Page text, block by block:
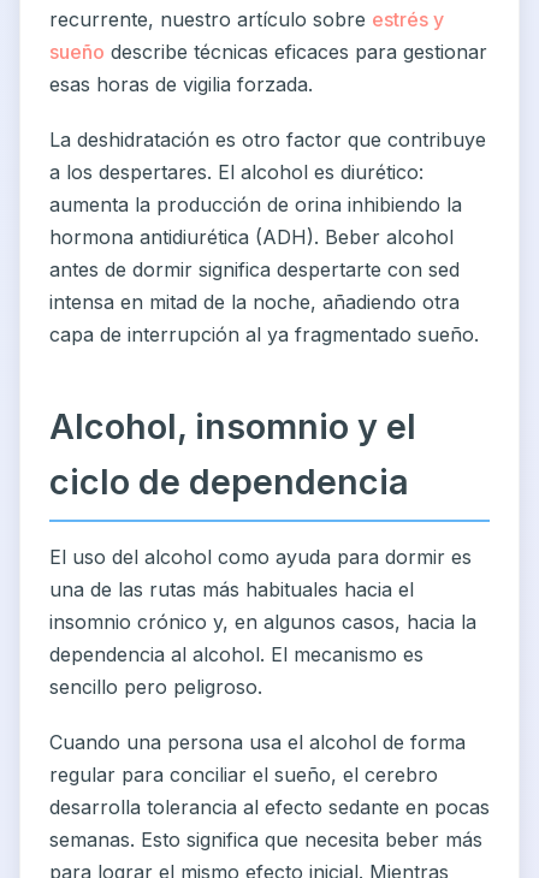
recurrente, nuestro artículo sobre estrés y
sueño describe técnicas eficaces para gestionar
esas horas de vigilia forzada.
La deshidratación es otro factor que contribuye
a los despertares. El alcohol es diurético:
aumenta la producción de orina inhibiendo la
hormona antidiurética (ADH). Beber alcohol
antes de dormir significa despertarte con sed
intensa en mitad de la noche, añadiendo otra
capa de interrupción al ya fragmentado sueño.
Alcohol, insomnio y el
ciclo de dependencia
El uso del alcohol como ayuda para dormir es
una de las rutas más habituales hacia el
insomnio crónico y, en algunos casos, hacia la
dependencia al alcohol. El mecanismo es
sencillo pero peligroso.
Cuando una persona usa el alcohol de forma
regular para conciliar el sueño, el cerebro
desarrolla tolerancia al efecto sedante en pocas
semanas. Esto significa que necesita beber más
para lograr el mismo efecto inicial. Mientras